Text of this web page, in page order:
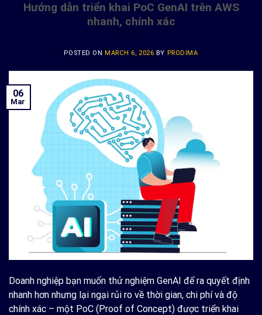
Hướng dẫn triển khai PoC GenAI trên AWS
nhanh, chính xác
POSTED ONMARCH 6, 2026 BY PRODIMA
06
Mar
Doanh nghiệp bạn muốn thử nghiệm GenAI để ra quyết định
nhanh hơn nhưng lại ngại rủi ro về thời gian, chi phí và độ
chính xác – một PoC (Proof of Concept) được triển khai